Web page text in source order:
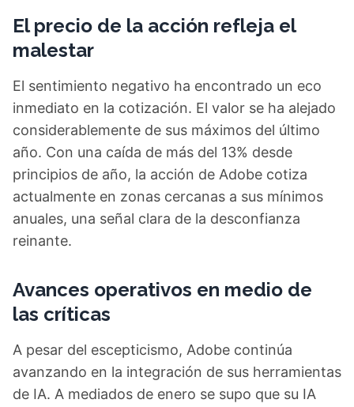
El precio de la acción refleja el
malestar
El sentimiento negativo ha encontrado un eco
inmediato en la cotización. El valor se ha alejado
considerablemente de sus máximos del último
año. Con una caída de más del 13% desde
principios de año, la acción de Adobe cotiza
actualmente en zonas cercanas a sus mínimos
anuales, una señal clara de la desconfianza
reinante.
Avances operativos en medio de
las críticas
A pesar del escepticismo, Adobe continúa
avanzando en la integración de sus herramientas
de IA. A mediados de enero se supo que su IA